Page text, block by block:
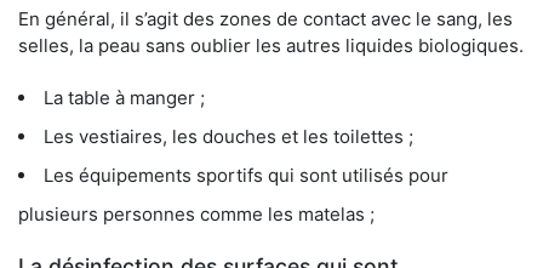
En général, il s’agit des zones de contact avec le sang, les
selles, la peau sans oublier les autres liquides biologiques.
La table à manger ;
Les vestiaires, les douches et les toilettes ;
Les équipements sportifs qui sont utilisés pour
plusieurs personnes comme les matelas ;